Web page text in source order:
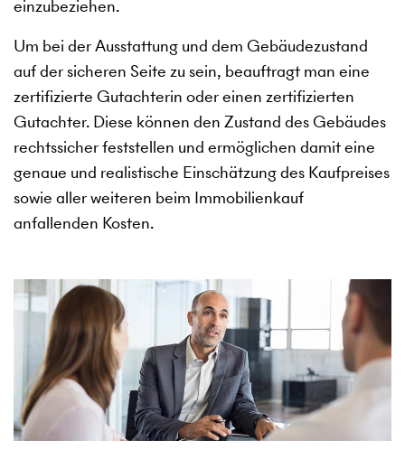
einzubeziehen.
Um bei der Ausstattung und dem Gebäudezustand
auf der sicheren Seite zu sein, beauftragt man eine
zertifizierte Gutachterin oder einen zertifizierten
Gutachter. Diese können den Zustand des Gebäudes
rechtssicher feststellen und ermöglichen damit eine
genaue und realistische Einschätzung des Kaufpreises
sowie aller weiteren beim Immobilienkauf
anfallenden Kosten.